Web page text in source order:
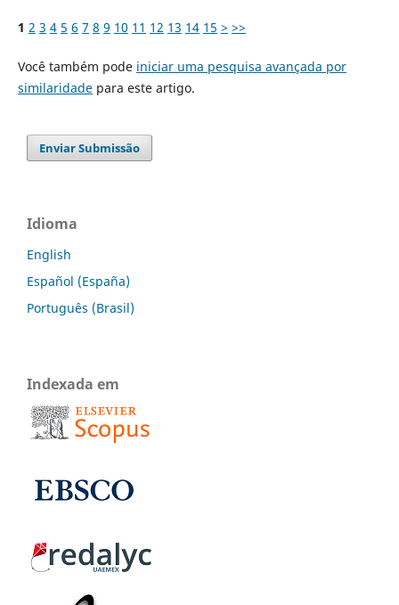
1 2 3 4 5 6 7 8 9 10 11 12 13 14 15 > >>
Você também pode iniciar uma pesquisa avançada por
similaridadepara este artigo.
Enviar Submissão
Idioma
English
Español (España)
Português (Brasil)
Indexada em